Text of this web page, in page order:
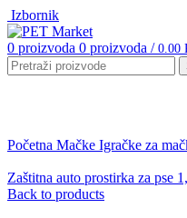
Izbornik
0 proizvoda 0 proizvoda / 0.00
Početna Mačke Igračke za
Zaštitna auto prostirka za pse
Back to products